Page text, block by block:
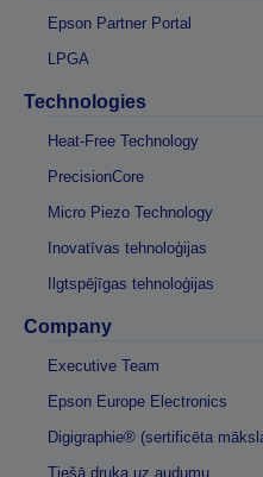
Epson Partner Portal
LPGA
Technologies
Heat-Free Technology
PrecisionCore
Micro Piezo Technology
Inovatīvas tehnoloģijas
Ilgtspējīgas tehnoloģijas
Company
Executive Team
Epson Europe Electronics
Digigraphie® (sertificēta
Tiešā druka uz audumu